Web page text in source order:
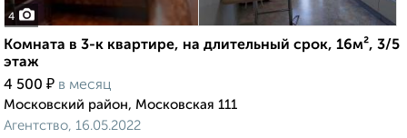
4
Комната в 3-к квартире, на длительный срок, 16м², 3/5
этаж
4 500 ₽ в месяц
Московский район, Московская 111
Агентство, 16.05.2022